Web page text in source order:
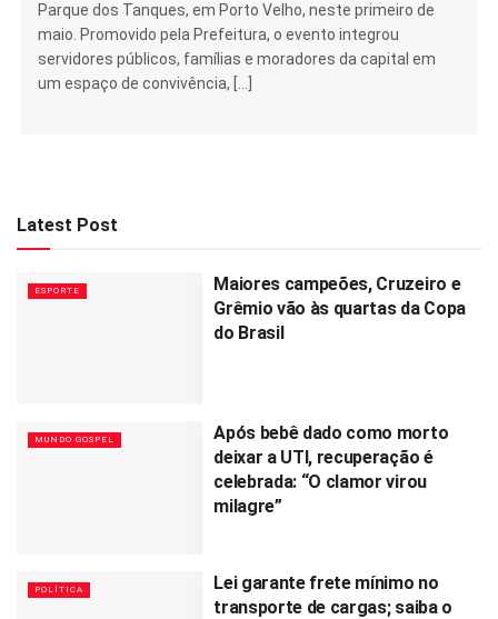
Parque dos Tanques, em Porto Velho, neste primeiro de
maio. Promovido pela Prefeitura, o evento integrou
servidores públicos, famílias e moradores da capital em
um espaço de convivência, […]
Latest Post
ESPORTE
Maiores campeões, Cruzeiro e
Grêmio vão às quartas da Copa
do Brasil
MUNDO GOSPEL
Após bebê dado como morto
deixar a UTI, recuperação é
celebrada: “O clamor virou
milagre”
POLÍTICA
Lei garante frete mínimo no
transporte de cargas; saiba o